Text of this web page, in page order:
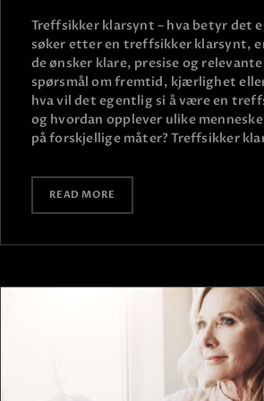
FAQ
KONTAKT OSS
Treffsikker klarsynt – hva betyr det
søker etter en treffsikker klarsynt,
de ønsker klare, presise og
spørsmål om fremtid, kjærlighet
hva vil det egentlig si å være en
og hvordan opplever ulike
på forskjellige måter? Treffsikker
READ MORE